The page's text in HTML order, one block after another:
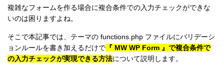
複雑なフォームを作る場合に複合条件での入力チェックができな
いのは困りますよね。
そこで本記事では、テーマの functions.php ファイルにバリデーシ
ョンルールを書き加えるだけで 『 MW WP Form 』で複合条件で
の入力チェックが実現できる方法について説明します。